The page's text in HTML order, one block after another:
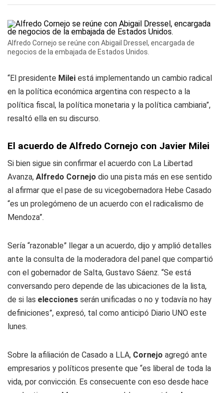
Alfredo Cornejo se reúne con Abigail Dressel, encargada de
negocios de la embajada de Estados Unidos.
“El presidente Milei está implementando un cambio radical
en la política económica argentina con respecto a la
política fiscal, la política monetaria y la política cambiaria”,
resaltó ella en su discurso.
El acuerdo de Alfredo Cornejo con Javier Milei
Si bien sigue sin confirmar el acuerdo con La Libertad
Avanza, Alfredo Cornejo dio una pista más en ese sentido
al afirmar que el pase de su vicegobernadora Hebe Casado
“es un prolegómeno de un acuerdo con el radicalismo de
Mendoza”.
Sería “razonable” llegar a un acuerdo, dijo y amplió detalles
ante la consulta de la moderadora del panel que compartió
con el gobernador de Salta, Gustavo Sáenz. “Se está
conversando pero depende de las ubicaciones de la lista,
de si las elecciones serán unificadas o no y todavía no hay
definiciones”, expresó, tal como anticipó Diario UNO este
lunes.
Sobre la afiliación de Casado a LLA, Cornejo agregó ante
empresarios y políticos presente que “es liberal de toda la
vida, por convicción. Es consecuente con eso desde hace